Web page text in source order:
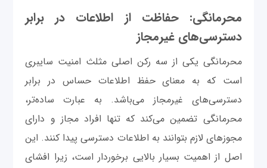
محرمانگی: حفاظت از اطلاعات در برابر
دسترسی‌های غیرمجاز
محرمانگی یکی از سه رکن اصلی مثلث امنیت سایبری
است که به معنای حفظ اطلاعات حساس در برابر
دسترسی‌های غیرمجاز می‌باشد. به عبارت ساده‌تر،
محرمانگی تضمین می‌کند که تنها افراد مجاز و دارای
مجوزهای لازم بتوانند به اطلاعات دسترسی پیدا کنند. این
اصل از اهمیت بسیار بالایی برخوردار است، زیرا افشای